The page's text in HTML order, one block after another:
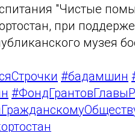
"Чистые
при
музея
#бадамшин